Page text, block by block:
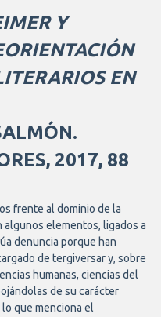
Y
EN
2017, 88
frente al dominio de la
elementos, ligados a
denuncia porque han
de tergiversar y, sobre
humanas, ciencias del
de su carácter
que menciona el